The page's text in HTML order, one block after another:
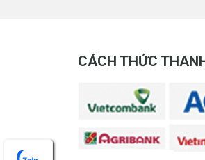
CÁCH THỨC